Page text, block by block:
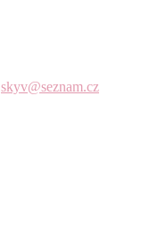
skyv@seznam.cz